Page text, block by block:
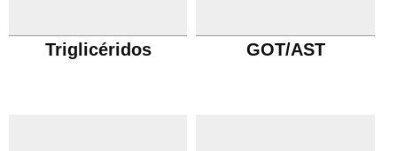
Triglicéridos GOT/AST